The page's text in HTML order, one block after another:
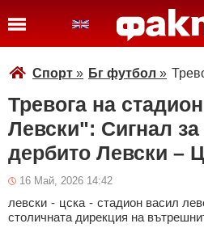
Спорт » Бг футбол »
Тревога на
Левски": Сигнал
дербито Левски –
16 Май, 2026 14:42
левски - цска - стадион васил
столичната дирекция на